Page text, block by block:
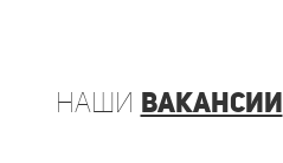
наши вакансии